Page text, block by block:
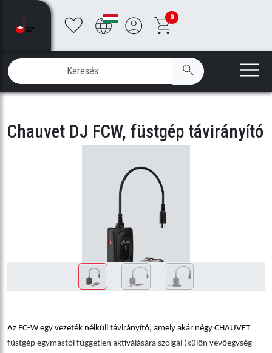
0
Chauvet DJ FCW, füstgép távirányító
Az FC-W egy vezeték nélküli távirányító, amely akár négy CHAUVET
füstgép egymástól független aktiválására szolgál (külön vevőegység